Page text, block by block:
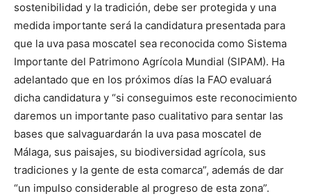
sostenibilidad y la tradición, debe ser protegida y una
medida importante será la candidatura presentada para
que la uva pasa moscatel sea reconocida como Sistema
Importante del Patrimono Agrícola Mundial (SIPAM). Ha
adelantado que en los próximos días la FAO evaluará
dicha candidatura y “si conseguimos este reconocimiento
daremos un importante paso cualitativo para sentar las
bases que salvaguardarán la uva pasa moscatel de
Málaga, sus paisajes, su biodiversidad agrícola, sus
tradiciones y la gente de esta comarca”, además de dar
“un impulso considerable al progreso de esta zona”.